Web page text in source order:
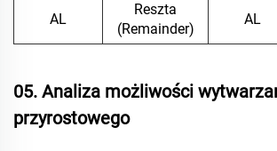
AL
Reszta
(Remainder)
AL
05. Analiza możliwości
przyrostowego